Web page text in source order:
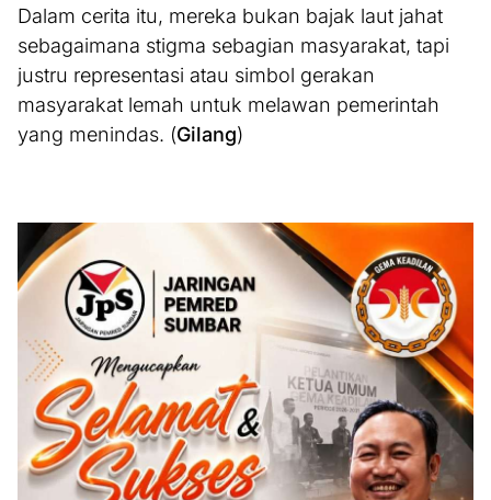
Dalam cerita itu, mereka bukan bajak laut jahat
sebagaimana stigma sebagian masyarakat, tapi
justru representasi atau simbol gerakan
masyarakat lemah untuk melawan pemerintah
yang menindas. (Gilang)